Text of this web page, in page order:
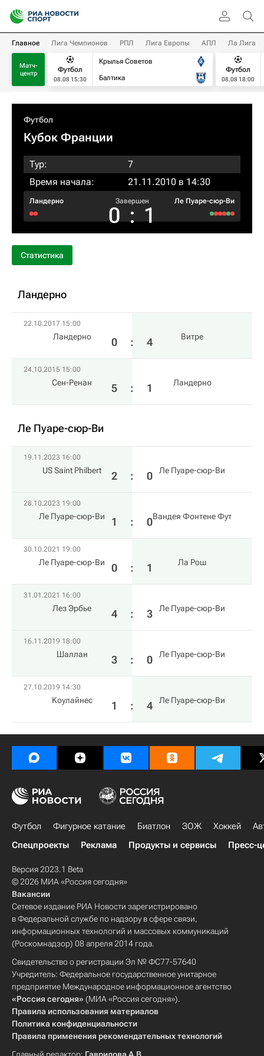
Главное Лига Чемпионов РПЛ Лига Европы АПЛ Ла Лига
Матч-
центр
Футбол
08.08 15:30
Крылья Советов
Балтика
Футбол
08.08 18:00
Футбол
Кубок Франции
Тур:
7
Время начала:
21.11.2010 в 14:30
Ландерно Завершен
0 : 1
Ле Пуаре-сюр-Ви
Статистика
Ландерно
22.10.2017 15:00
Ландерно 0 : 4 Витре
24.10.2015 15:00
Сен-Ренан 5 : 1 Ландерно
Ле Пуаре-сюр-Ви
19.11.2023 16:00
US Saint Philbert 2 : 0 Ле Пуаре-сюр-Ви
28.10.2023 19:00
Ле Пуаре-сюр-Ви 1 : 0Вандея Фонтене Фут
30.10.2021 19:00
Ле Пуаре-сюр-Ви 0 : 1 Ла Рош
31.01.2021 16:00
Лез Эрбье 4 : 3 Ле Пуаре-сюр-Ви
16.11.2019 18:00
Шаллан 3 : 0 Ле Пуаре-сюр-Ви
27.10.2019 14:30
Kоулайнес 1 : 4 Ле Пуаре-сюр-Ви
Футбол Фигурное катание Биатлон ЗОЖ Хоккей
Спецпроекты
Реклама Продукты и сервисы Пресс-
Версия 2023.1 Beta
© 2026 МИА «Россия сегодня»
Вакансии
Сетевое издание РИА Новости зарегистрировано
в Федеральной службе по надзору в сфере связи,
информационных технологий и массовых коммуникаций
(Роскомнадзор) 08 апреля 2014 года.
Свидетельство о регистрации Эл № ФС77-57640
Учредитель: Федеральное государственное унитарное
предприятие Международное информационное агентство
«Россия сегодня» (МИА «Россия сегодня»).
Правила использования материалов
Политика конфиденциальности
Правила применения рекомендательных технологий